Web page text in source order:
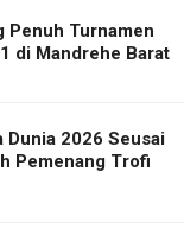
Penuh Turnamen
di Mandrehe Barat
Dunia 2026 Seusai
Pemenang Trofi